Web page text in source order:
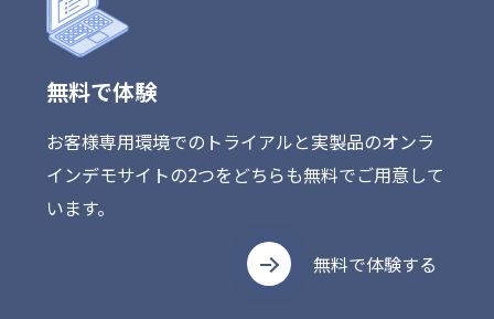
無料で体験
お客様専用環境でのトライアルと実製品のオンラ
インデモサイトの2つをどちらも無料でご用意して
います。
無料で体験する